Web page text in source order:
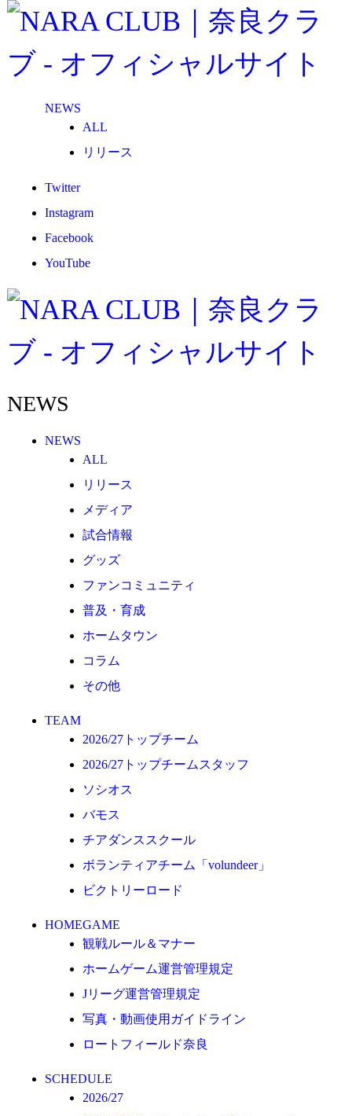
NEWS
ALL
リリース
ホームタウン
その他
ソシオス
バモス
チアダンススクール
ボランティアチーム「volundeer」
ビクトリーロード
HOMEGAME
観戦ルール＆マナー
ホームゲーム運営管理規定
Jリーグ運営管理規定
写真・動画使用ガイドライン
SCHEDULE
2026/27
練習見学時のファンサービスについて
奈良クラブ明治安田J3リーグ2026/27シーズン
試合観戦チケット
奈良クラブ明治安田Ｊ3リーグ 2026/27シーズ
観戦ルール＆マナー
FANCOMMUNITY
2026/27ファンコミュニティ
サポートショップ
GOODS
Twitter
Instagram
Facebook
YouTube
NEWS
NEWS
ALL
リリース
メディア
試合情報
グッズ
ファンコミュニティ
普及・育成
ホームタウン
コラム
その他
TEAM
2026/27トップチーム
2026/27トップチームスタッフ
ソシオス
バモス
チアダンススクール
ボランティアチーム「volundeer」
ビクトリーロード
HOMEGAME
観戦ルール＆マナー
ホームゲーム運営管理規定
Jリーグ運営管理規定
写真・動画使用ガイドライン
ロートフィールド奈良
SCHEDULE
2026/27